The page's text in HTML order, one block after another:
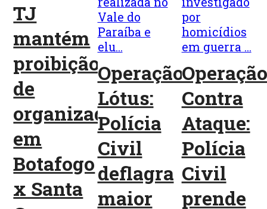
TJ
mantém
proibição
de
organizadas
em
Botafogo
x Santa
Operação
Lótus:
Polícia
Civil
deflagra
maior
Operação
Contra
Ataque:
Polícia
Civil
prende